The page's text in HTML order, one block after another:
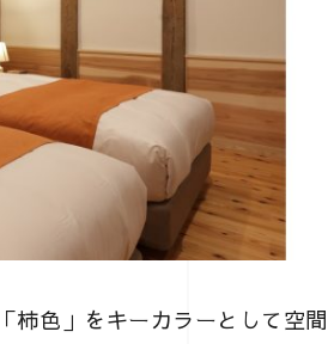
柿色」をキーカラーとして空間